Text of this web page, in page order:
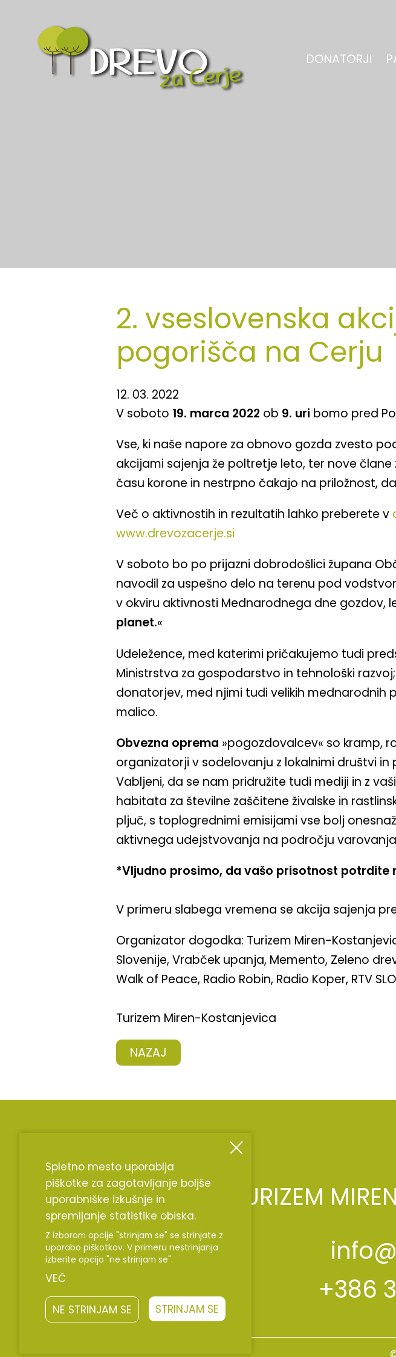
DONATORJI
2. vseslovenska
pogorišča na Cerju
12. 03. 2022
V soboto 19. marca 2022 ob 9. uri bomo pred
Vse, ki naše napore za obnovo gozda zvesto
akcijami sajenja že poltretje leto, ter nove člane
času korone in nestrpno čakajo na priložnost,
Več o aktivnostih in rezultatih lahko preberete v
www.drevozacerje.si
V soboto bo po prijazni dobrodošlici župana
navodil za uspešno delo na terenu pod
v okviru aktivnosti Mednarodnega dne gozdov,
planet.«
Udeležence, med katerimi pričakujemo tudi
Ministrstva za gospodarstvo in tehnološki
donatorjev, med njimi tudi velikih
malico.
Obvezna oprema »pogozdovalcev« so kramp,
organizatorji v sodelovanju z lokalnimi društvi
Vabljeni, da se nam pridružite tudi mediji in z
habitata za številne zaščitene živalske in
pljuč, s toplogrednimi emisijami vse bolj
aktivnega udejstvovanja na področju
*Vljudno prosimo, da vašo prisotnost potrdite
V primeru slabega vremena se akcija sajenja
Organizator dogodka: Turizem Miren-
Slovenije, Vrabček upanja, Memento, Zeleno
Walk of Peace, Radio Robin, Radio Koper, RTV
Turizem Miren-Kostanjevica
NAZAJ
TURIZEM
+386
Spletno mesto uporablja
piškotke za zagotavljanje boljše
uporabniške izkušnje in
spremljanje statistike obiska.
Z izborom opcije "strinjam se" se strinjate z
uporabo piškotkov. V primeru nestrinjanja
izberite opcijo "ne strinjam se".
VEČ
NE STRINJAM SE STRINJAM SE